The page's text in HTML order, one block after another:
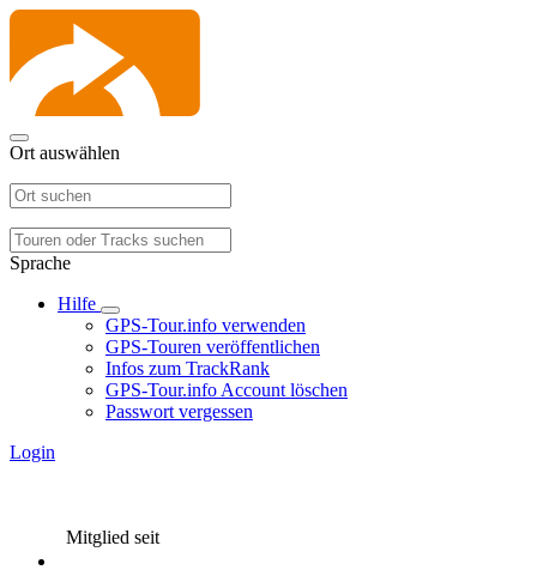
Ort auswählen
Sprache
Hilfe
GPS-Tour.info verwenden
GPS-Touren veröffentlichen
Infos zum TrackRank
GPS-Tour.info Account löschen
Passwort vergessen
Login
Mitglied seit